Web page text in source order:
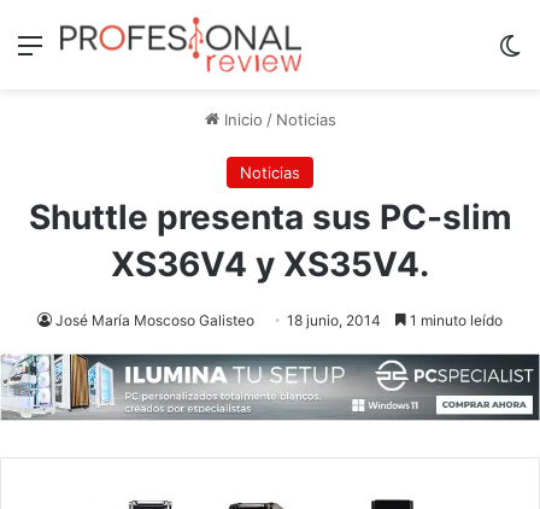
Menú
Inicio / Noticias
Noticias
Shuttle presenta sus PC-slim
XS36V4 y XS35V4.
José María Moscoso Galisteo 18 junio, 2014 1 minuto leído